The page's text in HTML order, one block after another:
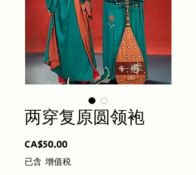
两穿复原圆领袍
CA$50.00價
格
已含 增值税